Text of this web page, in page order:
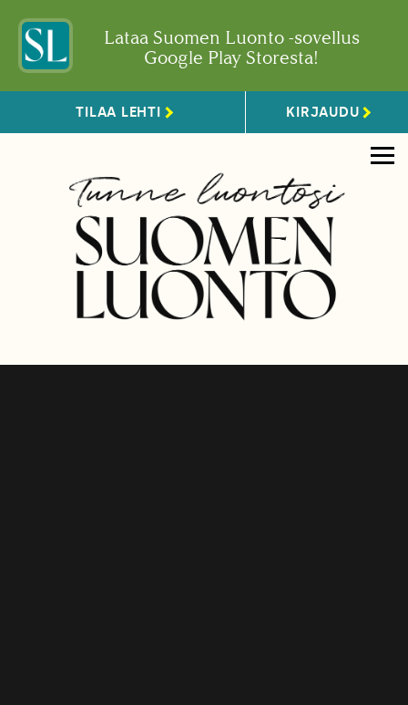
Lataa Suomen Luonto -sovellus
Google Play Storesta!
TILAA LEHTI KIRJAUDU